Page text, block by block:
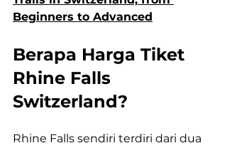
Beginners to Advanced
Berapa Harga Tiket
Rhine Falls
Switzerland?
Rhine Falls sendiri terdiri dari dua